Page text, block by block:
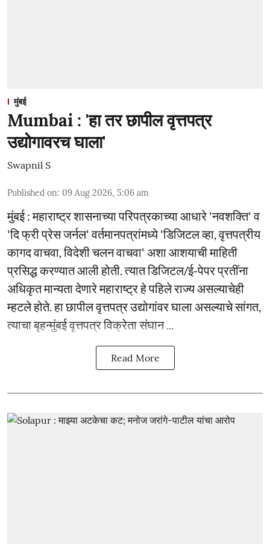
मुंबई
Mumbai : 'हा तर छापील वृत्तपत्र
उद्योगावरच घाला'
Swapnil S
Published on: 09 Aug 2026, 5:06 am
मुंबई : महाराष्ट्र शासनाच्या परिपत्रकाच्या आधारे 'नवशक्ति' व
'दि फ्री प्रेस जर्नल' वर्तमानपत्रांमध्ये 'डिजिटल व्हा, वृत्तपत्रीय
कागद वाचवा, विदेशी चलन वाचवा' अशा आशयाची माहिती
प्रसिद्ध करण्यात आली होती. त्यात डिजिटल/ई-पेपर प्रतींना
अधिकृत मान्यता देणारे महाराष्ट्र हे पहिले राज्य असल्याचेही
म्हटले होते. हा छापील वृत्तपत्र उद्योगांवर घाला असल्याचे सांगत,
त्याचा बृहन्मुंबई वृत्तपत्र विक्रेता संघान ...
Read More